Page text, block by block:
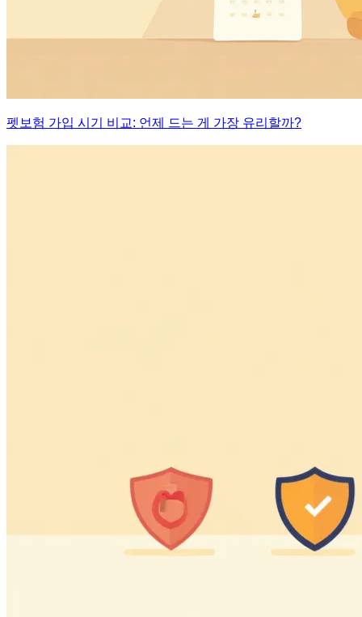
펫보험 가입 시기 비교: 언제 드는 게 가장 유리할까?